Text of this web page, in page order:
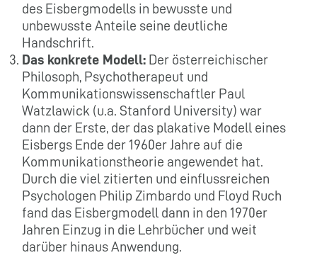
des Eisbergmodells in bewusste und
unbewusste Anteile seine deutliche
Handschrift.
Das konkrete Modell: Der österreichischer
Philosoph, Psychotherapeut und
Kommunikationswissenschaftler Paul
Watzlawick (u.a. Stanford University) war
dann der Erste, der das plakative Modell eines
Eisbergs Ende der 1960er Jahre auf die
Kommunikationstheorie angewendet hat.
Durch die viel zitierten und einflussreichen
Psychologen Philip Zimbardo und Floyd Ruch
fand das Eisbergmodell dann in den 1970er
Jahren Einzug in die Lehrbücher und weit
darüber hinaus Anwendung.